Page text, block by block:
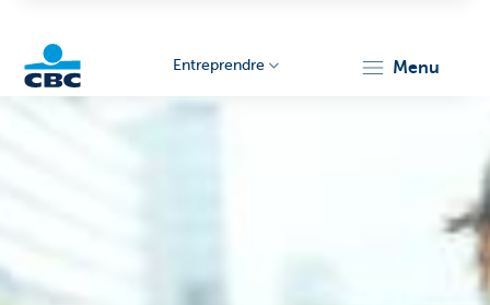
Entreprendre menu